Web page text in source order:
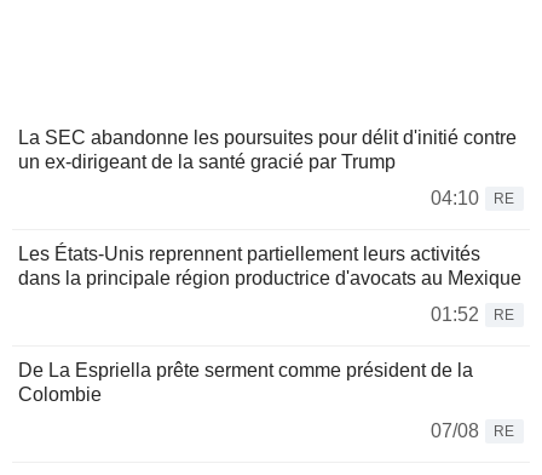
La SEC abandonne les poursuites pour délit d'initié contre
un ex-dirigeant de la santé gracié par Trump
04:10
RE
Les États-Unis reprennent partiellement leurs activités
dans la principale région productrice d'avocats au Mexique
01:52
RE
De La Espriella prête serment comme président de la
Colombie
07/08
RE